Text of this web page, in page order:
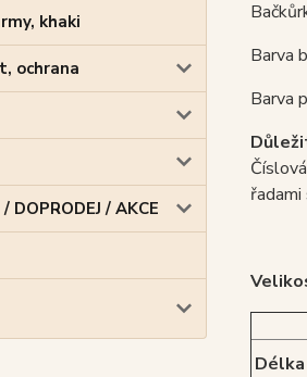
khaki
ochrana
DOPRODEJ / AKCE
Barva
Barva